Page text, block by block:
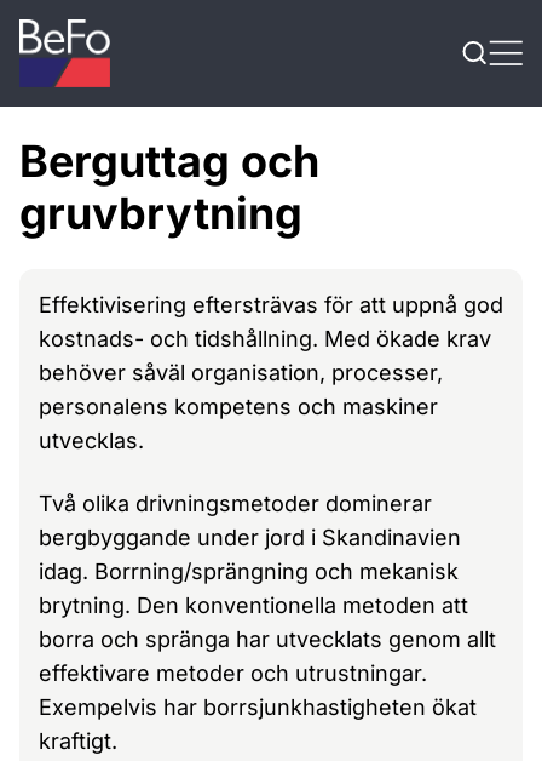
Skip to content
Berguttag och
gruvbrytning
Effektivisering eftersträvas för att uppnå god
kostnads- och tidshållning. Med ökade krav
behöver såväl organisation, processer,
personalens kompetens och maskiner
utvecklas.
Två olika drivningsmetoder dominerar
bergbyggande under jord i Skandinavien
idag. Borrning/sprängning och mekanisk
brytning. Den konventionella metoden att
borra och spränga har utvecklats genom allt
effektivare metoder och utrustningar.
Exempelvis har borrsjunk­hastigheten ökat
kraftigt.